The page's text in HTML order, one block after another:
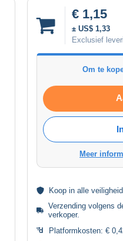
€ 1,15
± US$ 1,33
Exclusief
Om te
Meer
Koop in alle veiligheid
Verzending volgens
verkoper.
Platformkosten: €